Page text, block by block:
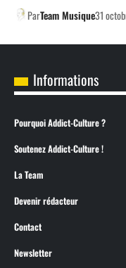
ParTeam Musique31
Informations
Pourquoi Addict-Culture ?
Soutenez Addict-Culture !
La Team
Devenir rédacteur
Contact
Newsletter